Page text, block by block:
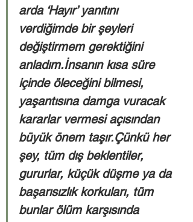
arda ‘Hayır’ yanıtını
verdiğimde bir şeyleri
değiştirmem gerektiğini
anladım.İnsanın kısa süre
içinde öleceğini bilmesi,
yaşantısına damga vuracak
kararlar vermesi açısından
büyük önem taşır.Çünkü her
şey, tüm dış beklentiler,
gururlar, küçük düşme ya da
başarısızlık korkuları, tüm
bunlar ölüm karşısında